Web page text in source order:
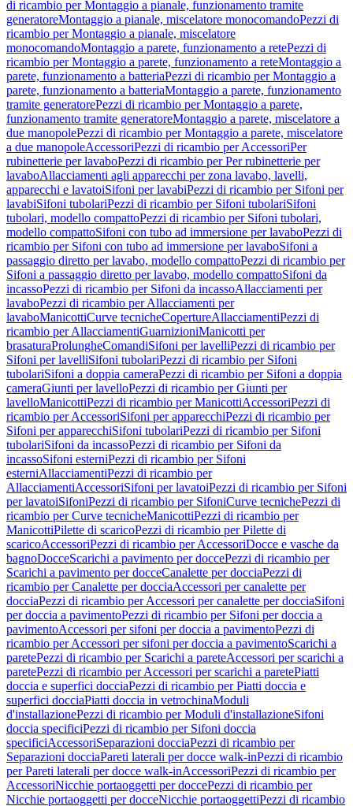
di ricambio per Montaggio a pianale, funzionamento tramite
generatoreMontaggio a pianale, miscelatore monocomandoPezzi di
ricambio per Montaggio a pianale, miscelatore
monocomandoMontaggio a parete, funzionamento a retePezzi di
ricambio per Montaggio a parete, funzionamento a reteMontaggio a
parete, funzionamento a batteriaPezzi di ricambio per Montaggio a
parete, funzionamento a batteriaMontaggio a parete, funzionamento
tramite generatorePezzi di ricambio per Montaggio a parete,
funzionamento tramite generatoreMontaggio a parete, miscelatore a
due manopolePezzi di ricambio per Montaggio a parete, miscelatore
a due manopoleAccessoriPezzi di ricambio per AccessoriPer
rubinetterie per lavaboPezzi di ricambio per Per rubinetterie per
lavaboAllacciamenti agli apparecchi per zona lavabo, lavelli,
apparecchi e lavatoiSifoni per lavabiPezzi di ricambio per Sifoni per
lavabiSifoni tubolariPezzi di ricambio per Sifoni tubolariSifoni
tubolari, modello compattoPezzi di ricambio per Sifoni tubolari,
modello compattoSifoni con tubo ad immersione per lavaboPezzi di
ricambio per Sifoni con tubo ad immersione per lavaboSifoni a
passaggio diretto per lavabo, modello compattoPezzi di ricambio per
Sifoni a passaggio diretto per lavabo, modello compattoSifoni da
incassoPezzi di ricambio per Sifoni da incassoAllacciamenti per
lavaboPezzi di ricambio per Allacciamenti per
lavaboManicottiCurve tecnicheCopertureAllacciamentiPezzi di
ricambio per AllacciamentiGuarnizioniManicotti per
brasaturaProlungheComandiSifoni per lavelliPezzi di ricambio per
Sifoni per lavelliSifoni tubolariPezzi di ricambio per Sifoni
tubolariSifoni a doppia cameraPezzi di ricambio per Sifoni a doppia
cameraGiunti per lavelloPezzi di ricambio per Giunti per
lavelloManicottiPezzi di ricambio per ManicottiAccessoriPezzi di
ricambio per AccessoriSifoni per apparecchiPezzi di ricambio per
Sifoni per apparecchiSifoni tubolariPezzi di ricambio per Sifoni
tubolariSifoni da incassoPezzi di ricambio per Sifoni da
incassoSifoni esterniPezzi di ricambio per Sifoni
esterniAllacciamentiPezzi di ricambio per
AllacciamentiAccessoriSifoni per lavatoiPezzi di ricambio per Sifoni
per lavatoiSifoniPezzi di ricambio per SifoniCurve tecnichePezzi di
ricambio per Curve tecnicheManicottiPezzi di ricambio per
ManicottiPilette di scaricoPezzi di ricambio per Pilette di
scaricoAccessoriPezzi di ricambio per AccessoriDocce e vasche da
bagnoDocceScarichi a pavimento per doccePezzi di ricambio per
Scarichi a pavimento per docceCanalette per docciaPezzi di
ricambio per Canalette per docciaAccessori per canalette per
docciaPezzi di ricambio per Accessori per canalette per docciaSifoni
per doccia a pavimentoPezzi di ricambio per Sifoni per doccia a
pavimentoAccessori per sifoni per doccia a pavimentoPezzi di
ricambio per Accessori per sifoni per doccia a pavimentoScarichi a
paretePezzi di ricambio per Scarichi a pareteAccessori per scarichi a
paretePezzi di ricambio per Accessori per scarichi a paretePiatti
doccia e superfici docciaPezzi di ricambio per Piatti doccia e
superfici docciaPiatti doccia in vetrochinaModuli
d'installazionePezzi di ricambio per Moduli d'installazioneSifoni
doccia specificiPezzi di ricambio per Sifoni doccia
specificiAccessoriSeparazioni docciaPezzi di ricambio per
Separazioni docciaPareti laterali per docce walk-inPezzi di ricambio
per Pareti laterali per docce walk-inAccessoriPezzi di ricambio per
AccessoriNicchie portaoggetti per doccePezzi di ricambio per
Nicchie portaoggetti per docceNicchie portaoggettiPezzi di ricambio